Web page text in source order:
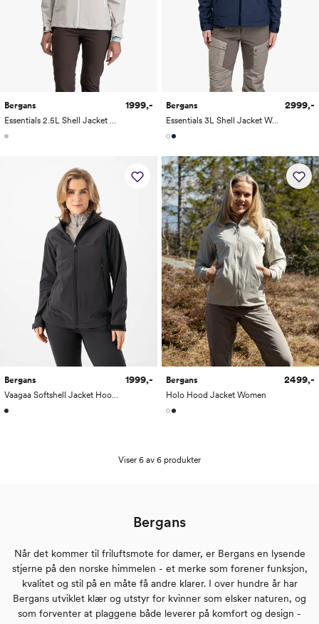
Bergans
Essentials 2.5L Shell Jacket Women
1999,-
Bergans
Essentials 3L Shell Jacket Women
2999,-
Bergans
Vaagaa Softshell Jacket Hood Women
1999,-
Bergans
Holo Hood Jacket Women
2499,-
Viser 6 av 6 produkter
Bergans
Når det kommer til friluftsmote for damer, er Bergans en lysende
stjerne på den norske himmelen - et merke som forener funksjon,
kvalitet og stil på en måte få andre klarer. I over hundre år har
Bergans utviklet klær og utstyr for kvinner som elsker naturen, og
som forventer at plaggene både leverer på komfort og design -